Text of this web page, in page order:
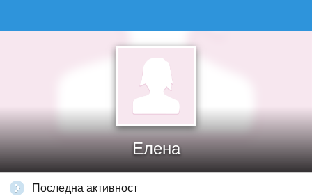
Елена
Последна активност